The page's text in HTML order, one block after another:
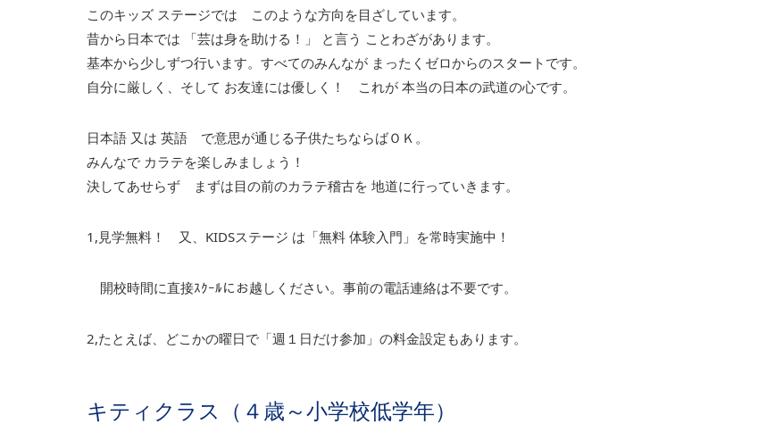
このキッズ ステージでは このような方向を目ざしています。
昔から日本では 「芸は身を助ける！」 と言う ことわざがあります。
基本から少しずつ行います。すべてのみんなが まったくゼロからのスタートです。
自分に厳しく、そして お友達には優しく！ これが 本当の日本の武道の心です。
日本語 又は 英語 で意思が通じる子供たちならばＯＫ。
みんなで カラテを楽しみましょう！
決してあせらず まずは目の前のカラテ稽古を 地道に行っていきます。
1,見学無料！ 又、KIDSステージ は「無料 体験入門」を常時実施中！
開校時間に直接ｽｸｰﾙにお越しください。事前の電話連絡は不要です。
2,たとえば、どこかの曜日で「週１日だけ参加」の料金設定もあります。
キティクラス（４歳～小学校低学年）